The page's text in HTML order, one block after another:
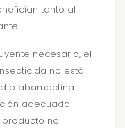
tanto al
necesario, el
no está
o abamectina.
adecuada
no